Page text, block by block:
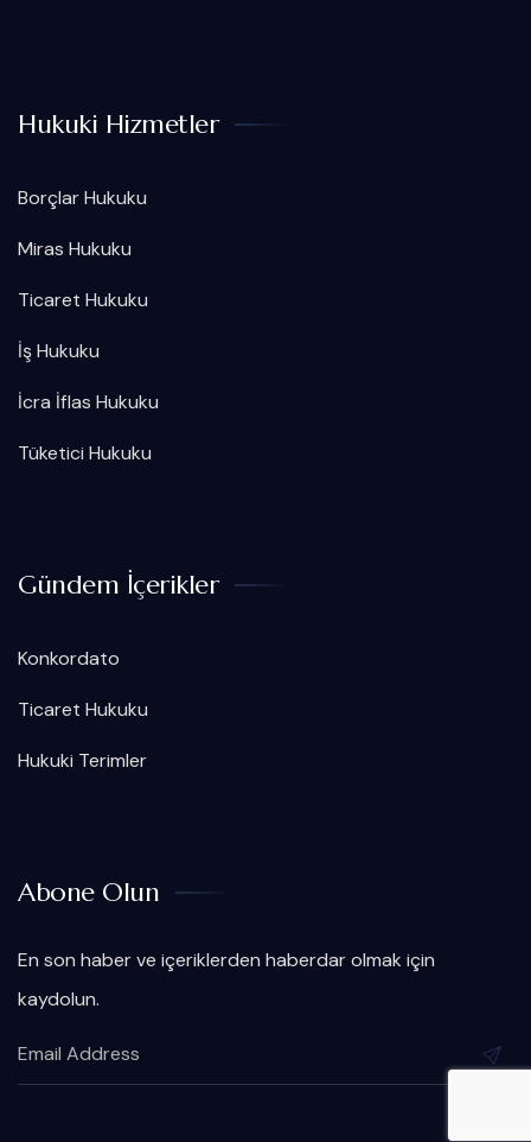
Hukuki Hizmetler
Borçlar Hukuku
Miras Hukuku
Ticaret Hukuku
İş Hukuku
İcra İflas Hukuku
Tüketici Hukuku
Gündem İçerikler
Konkordato
Ticaret Hukuku
Hukuki Terimler
Abone Olun
En son haber ve içeriklerden haberdar olmak için
kaydolun.